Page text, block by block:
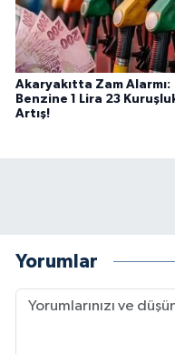
Akaryakıtta Zam Alarmı:
Benzine 1 Lira 23
Artış!
Yorumlar
ASAYİŞ
SEÇİM 2015
ÇEVRE
HABERDE İNSAN